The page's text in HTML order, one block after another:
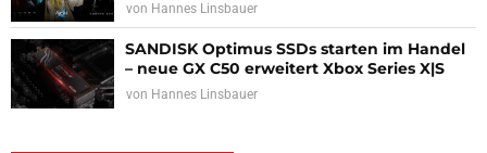
von Hannes Linsbauer
SANDISK Optimus SSDs starten im Handel
– neue GX C50 erweitert Xbox Series X|S
von Hannes Linsbauer